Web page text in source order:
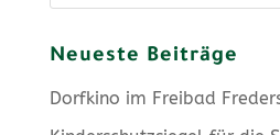
Neueste Beiträge
Dorfkino im Freibad